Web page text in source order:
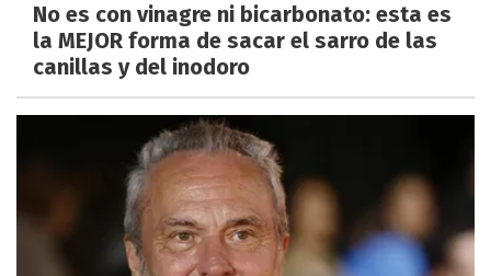
No es con vinagre ni bicarbonato: esta es
la MEJOR forma de sacar el sarro de las
canillas y del inodoro